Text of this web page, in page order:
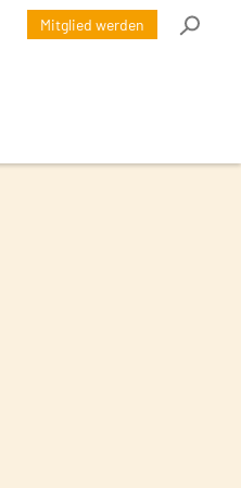
Mitglied werden